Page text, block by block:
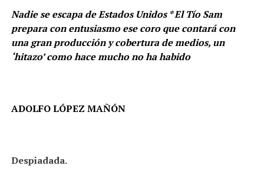
Nadie se escapa de Estados Unidos * El Tío Sam
prepara con entusiasmo ese coro que contará con
una gran producción y cobertura de medios, un
‘hitazo’ como hace mucho no ha habido
ADOLFO LÓPEZ MAÑÓN
Despiadada.